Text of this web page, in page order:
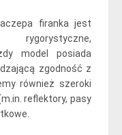
firanka jest
model posiada
zgodność z
również szeroki
reflektory, pasy